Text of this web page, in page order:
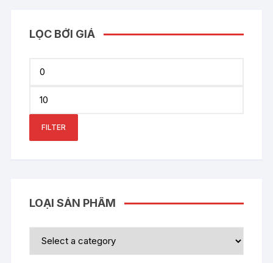
LỌC BỞI GIÁ
FILTER
LOẠI SẢN PHẨM